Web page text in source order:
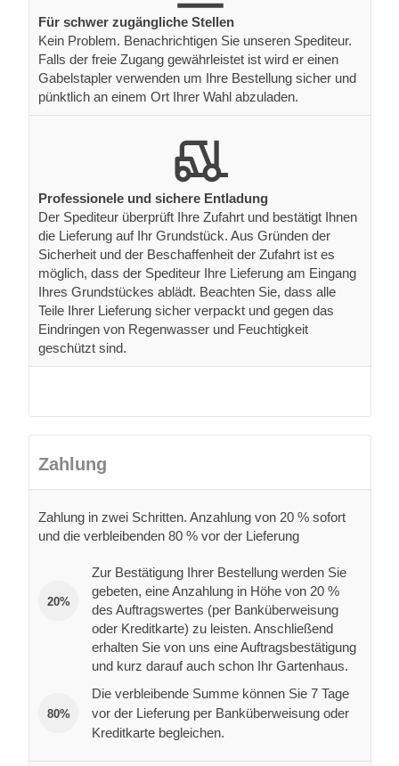
Für schwer zugängliche Stellen
Kein Problem. Benachrichtigen Sie unseren Spediteur.
Falls der freie Zugang gewährleistet ist wird er einen
Gabelstapler verwenden um Ihre Bestellung sicher und
pünktlich an einem Ort Ihrer Wahl abzuladen.
Professionele und sichere Entladung
Der Spediteur überprüft Ihre Zufahrt und bestätigt Ihnen
die Lieferung auf Ihr Grundstück. Aus Gründen der
Sicherheit und der Beschaffenheit der Zufahrt ist es
möglich, dass der Spediteur Ihre Lieferung am Eingang
Ihres Grundstückes ablädt. Beachten Sie, dass alle
Teile Ihrer Lieferung sicher verpackt und gegen das
Eindringen von Regenwasser und Feuchtigkeit
geschützt sind.
Zahlung
Zahlung in zwei Schritten. Anzahlung von 20 % sofort
und die verbleibenden 80 % vor der Lieferung
20%
Zur Bestätigung Ihrer Bestellung werden Sie
gebeten, eine Anzahlung in Höhe von 20 %
des Auftragswertes (per Banküberweisung
oder Kreditkarte) zu leisten. Anschließend
erhalten Sie von uns eine Auftragsbestätigung
und kurz darauf auch schon Ihr Gartenhaus.
80%
Die verbleibende Summe können Sie 7 Tage
vor der Lieferung per Banküberweisung oder
Kreditkarte begleichen.